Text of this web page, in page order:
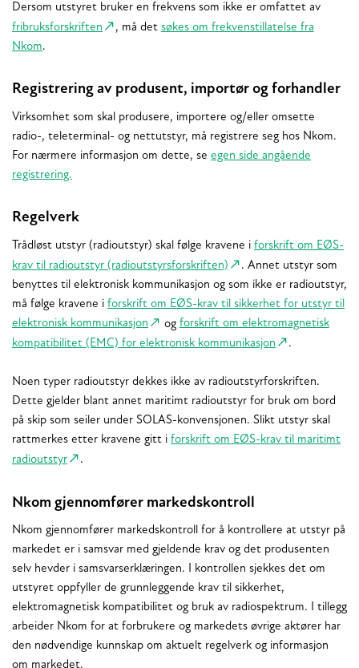
Dersom utstyret bruker en frekvens som ikke er omfattet av
fribruksforskriften
, må det søkes om frekvenstillatelse fra
Nkom.
Registrering av produsent, importør og forhandler
Virksomhet som skal produsere, importere og/eller omsette
radio-, teleterminal- og nettutstyr, må registrere seg hos Nkom.
For nærmere informasjon om dette, se egen side angående
registrering.
Regelverk
Trådløst utstyr (radioutstyr) skal følge kravene i forskrift om EØS-
krav til radioutstyr (radioutstyrsforskriften)
. Annet utstyr som
benyttes til elektronisk kommunikasjon og som ikke er radioutstyr,
må følge kravene i forskrift om EØS-krav til sikkerhet for utstyr til
elektronisk kommunikasjon
og forskrift om elektromagnetisk
kompatibilitet (EMC) for elektronisk kommunikasjon
.
Noen typer radioutstyr dekkes ikke av radioutstyrforskriften.
Dette gjelder blant annet maritimt radioutstyr for bruk om bord
på skip som seiler under SOLAS-konvensjonen. Slikt utstyr skal
rattmerkes etter kravene gitt i forskrift om EØS-krav til maritimt
radioutstyr
.
Nkom gjennomfører markedskontroll
Nkom gjennomfører markedskontroll for å kontrollere at utstyr på
markedet er i samsvar med gjeldende krav og det produsenten
selv hevder i samsvarserklæringen. I kontrollen sjekkes det om
utstyret oppfyller de grunnleggende krav til sikkerhet,
elektromagnetisk kompatibilitet og bruk av radiospektrum. I tillegg
arbeider Nkom for at forbrukere og markedets øvrige aktører har
den nødvendige kunnskap om aktuelt regelverk og informasjon
om markedet.